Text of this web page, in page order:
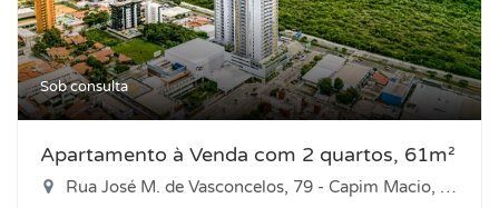
Sob consulta
Apartamento à Venda com 2 quartos, 61m²
Rua José M. de Vasconcelos, 79 - Capim Macio, Natal-RN